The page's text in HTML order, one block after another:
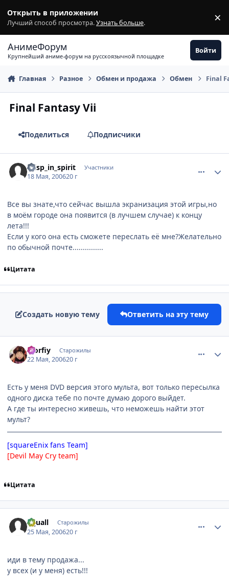
Открыть в приложении
Лучший способ просмотра.Узнать больше. ×
АнимеФорум
Крупнейший аниме-форум на русскоязычной площадке
Войти
Главная Разное Обмен и продажа Обмен Final
Final Fantasy Vii
Поделиться Подписчики
Wisp_in_spirit Участники
18 Мая, 200620 г
Все вы знате,что сейчас вышла экранизация этой игры,но
в моём городе она появится (в лучшем случае) к концу
лета!!!
Если у кого она есть сможете переслать её мне?Желательно
по обычной почте...............
Цитата
Создать новую тему Ответить на эту тему
Morfiy Старожилы
22 Мая, 200620 г
Есть у меня DVD версия этого мульта, вот только пересылка
одного диска тебе по почте думаю дорого выйдет.
А где ты интересно живешь, что неможешь найти этот
мульт?
[squareEnix fans Team]
[Devil May Cry team]
Цитата
Squall Старожилы
25 Мая, 200620 г
иди в тему продажа...
у всех (и у меня) есть!!!